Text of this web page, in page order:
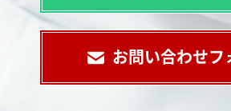
お問い合わせフ